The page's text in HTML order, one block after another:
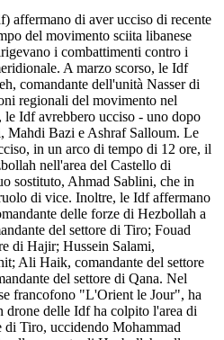
affermano di aver ucciso di recente
del movimento sciita libanese
i combattimenti contro i
A marzo scorso, le Idf
comandante dell'unità Nasser di
regionali del movimento nel
Idf avrebbero ucciso - uno dopo
Mahdi Bazi e Ashraf Salloum. Le
in un arco di tempo di 12 ore, il
nell'area del Castello di
sostituto, Ahmad Sablini, che in
di vice. Inoltre, le Idf affermano
delle forze di Hezbollah a
del settore di Tiro; Fouad
di Hajir; Hussein Salami,
Ali Haik, comandante del settore
del settore di Qana. Nel
francofono "L'Orient le Jour", ha
drone delle Idf ha colpito l'area di
di Tiro, uccidendo Mohammad